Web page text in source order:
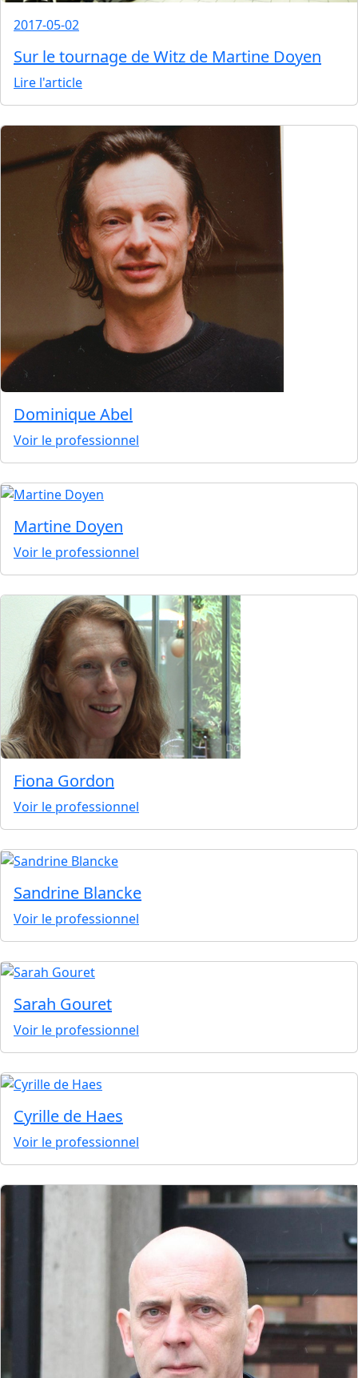
2017-05-02
Sur le tournage de Witz de Martine Doyen
Lire l'article
Dominique Abel
Voir le professionnel
Martine Doyen
Voir le professionnel
Fiona Gordon
Voir le professionnel
Sandrine Blancke
Voir le professionnel
Sarah Gouret
Voir le professionnel
Cyrille de Haes
Voir le professionnel